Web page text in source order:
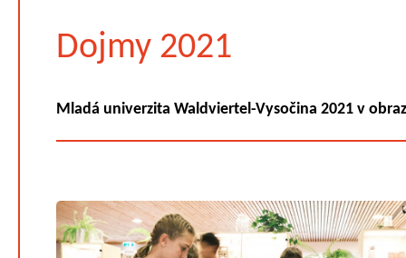
Dojmy 2021
Mladá univerzita Waldviertel-Vysočina 2021 v